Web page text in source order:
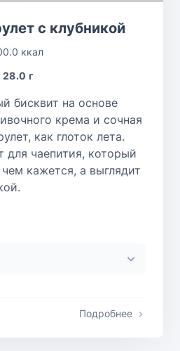
с клубникой
ккал
28.0 г
бисквит на основе
крема и сочная
как глоток лета.
для чаепития, который
кажется, а выглядит
Подробнее